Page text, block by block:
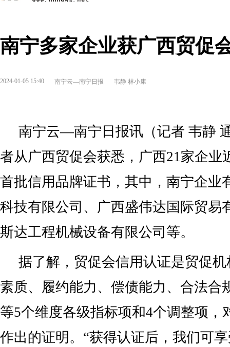
南宁多家企业获广西贸促
2024-01-05 15:40 南宁云—南宁日报 韦静 林小康
南宁云—南宁日报讯（记者 韦静
者从广西贸促会获悉，广西21家企业
首批信用品牌证书，其中，南宁企业
科技有限公司、广西盛伟达国际贸易
斯达工程机械设备有限公司等。
据了解，贸促会信用认证是贸促
素质、履约能力、偿债能力、合法合
等5个维度各级指标项和4个调整项，
作出的证明。“获得认证后，我们可